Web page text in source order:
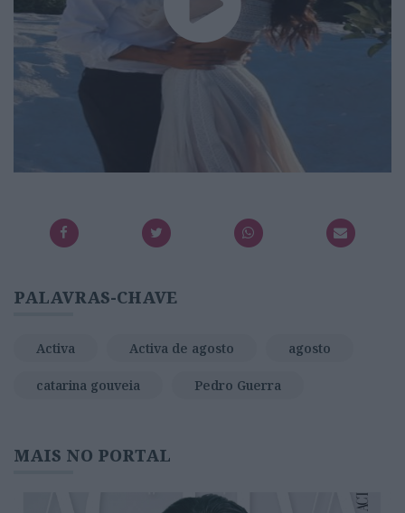
PALAVRAS-CHAVE
Activa Activa de agosto agosto
catarina gouveia Pedro Guerra
MAIS NO PORTAL